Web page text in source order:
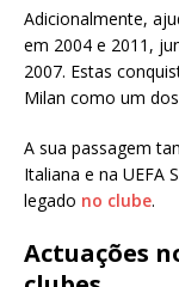
Adicionalmente,
em 2004 e 2011,
2007. Estas
Milan como um
A sua passagem
Italiana e na UEFA
legado no clube.
Actuações